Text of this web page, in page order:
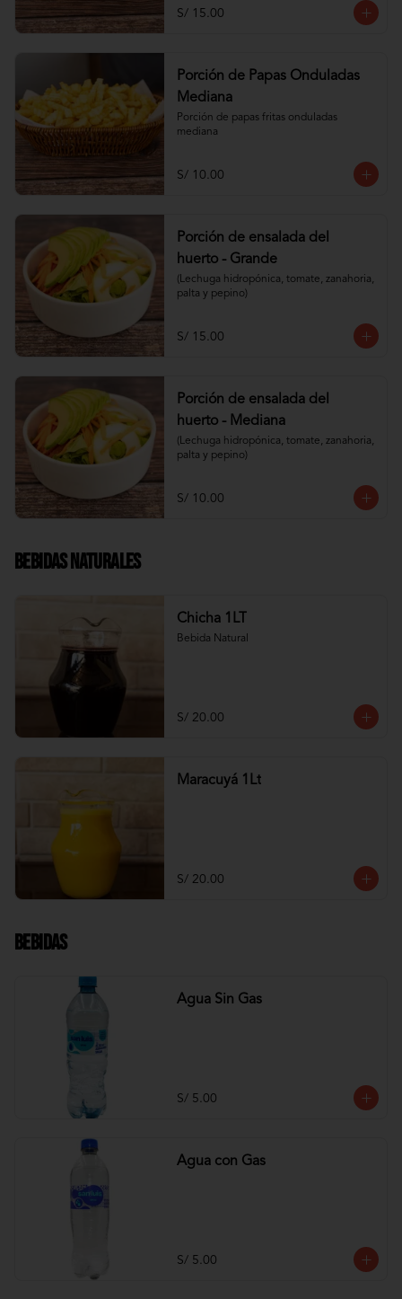
S/ 15.00
Porción de Papas Onduladas
Mediana
Porción de papas fritas onduladas
mediana
S/ 10.00
Porción de ensalada del
huerto - Grande
(Lechuga hidropónica, tomate, zanahoria,
palta y pepino)
S/ 15.00
Porción de ensalada del
huerto - Mediana
(Lechuga hidropónica, tomate, zanahoria,
palta y pepino)
S/ 10.00
Bebidas Naturales
Chicha 1LT
Bebida Natural
S/ 20.00
Maracuyá 1Lt
S/ 20.00
Bebidas
Agua Sin Gas
S/ 5.00
Agua con Gas
S/ 5.00